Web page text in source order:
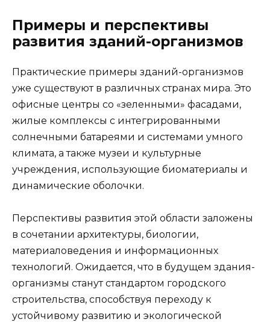
Примеры и перспективы
развития зданий-организмов
Практические примеры зданий-организмов
уже существуют в различных странах мира. Это
офисные центры со «зеленными» фасадами,
жилые комплексы с интегрированными
солнечными батареями и системами умного
климата, а также музеи и культурные
учреждения, использующие биоматериалы и
динамические оболочки.
Перспективы развития этой области заложены
в сочетании архитектуры, биологии,
материаловедения и информационных
технологий. Ожидается, что в будущем здания-
организмы станут стандартом городского
строительства, способствуя переходу к
устойчивому развитию и экологической